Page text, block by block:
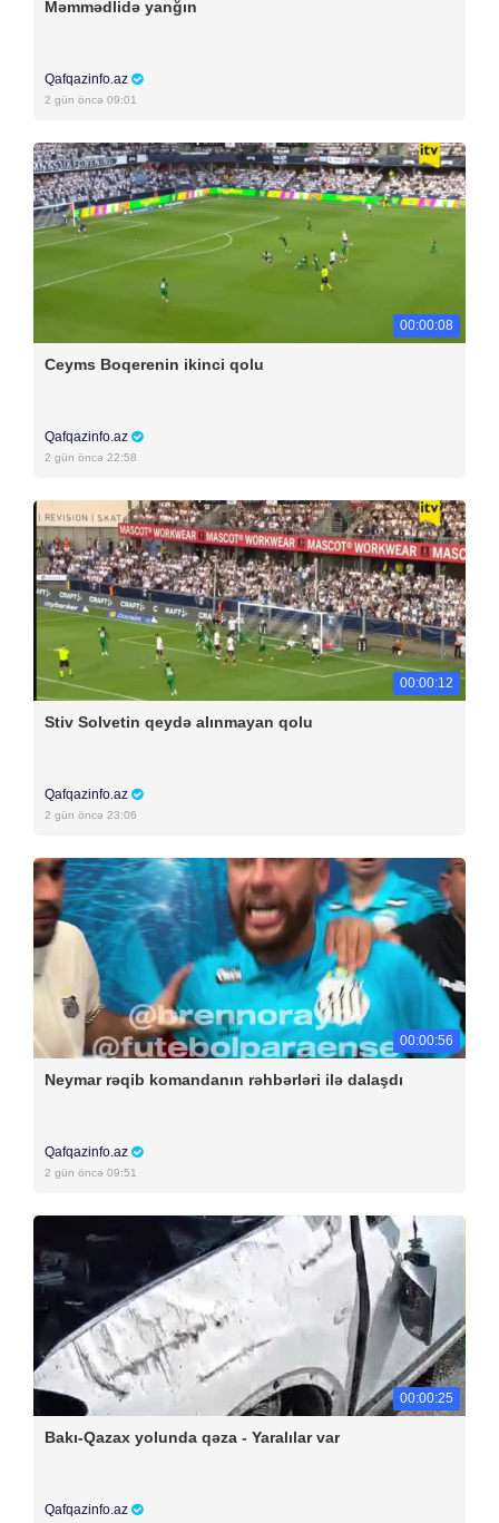
Məmmədlidə yanğın
Qafqazinfo.az
2 gün öncə 09:01
00:00:08
Ceyms Boqerenin ikinci qolu
Qafqazinfo.az
2 gün öncə 22:58
00:00:12
Stiv Solvetin qeydə alınmayan qolu
Qafqazinfo.az
2 gün öncə 23:06
00:00:56
Neymar rəqib komandanın rəhbərləri ilə dalaşdı
Qafqazinfo.az
2 gün öncə 09:51
00:00:25
Bakı-Qazax yolunda qəza - Yaralılar var
Qafqazinfo.az